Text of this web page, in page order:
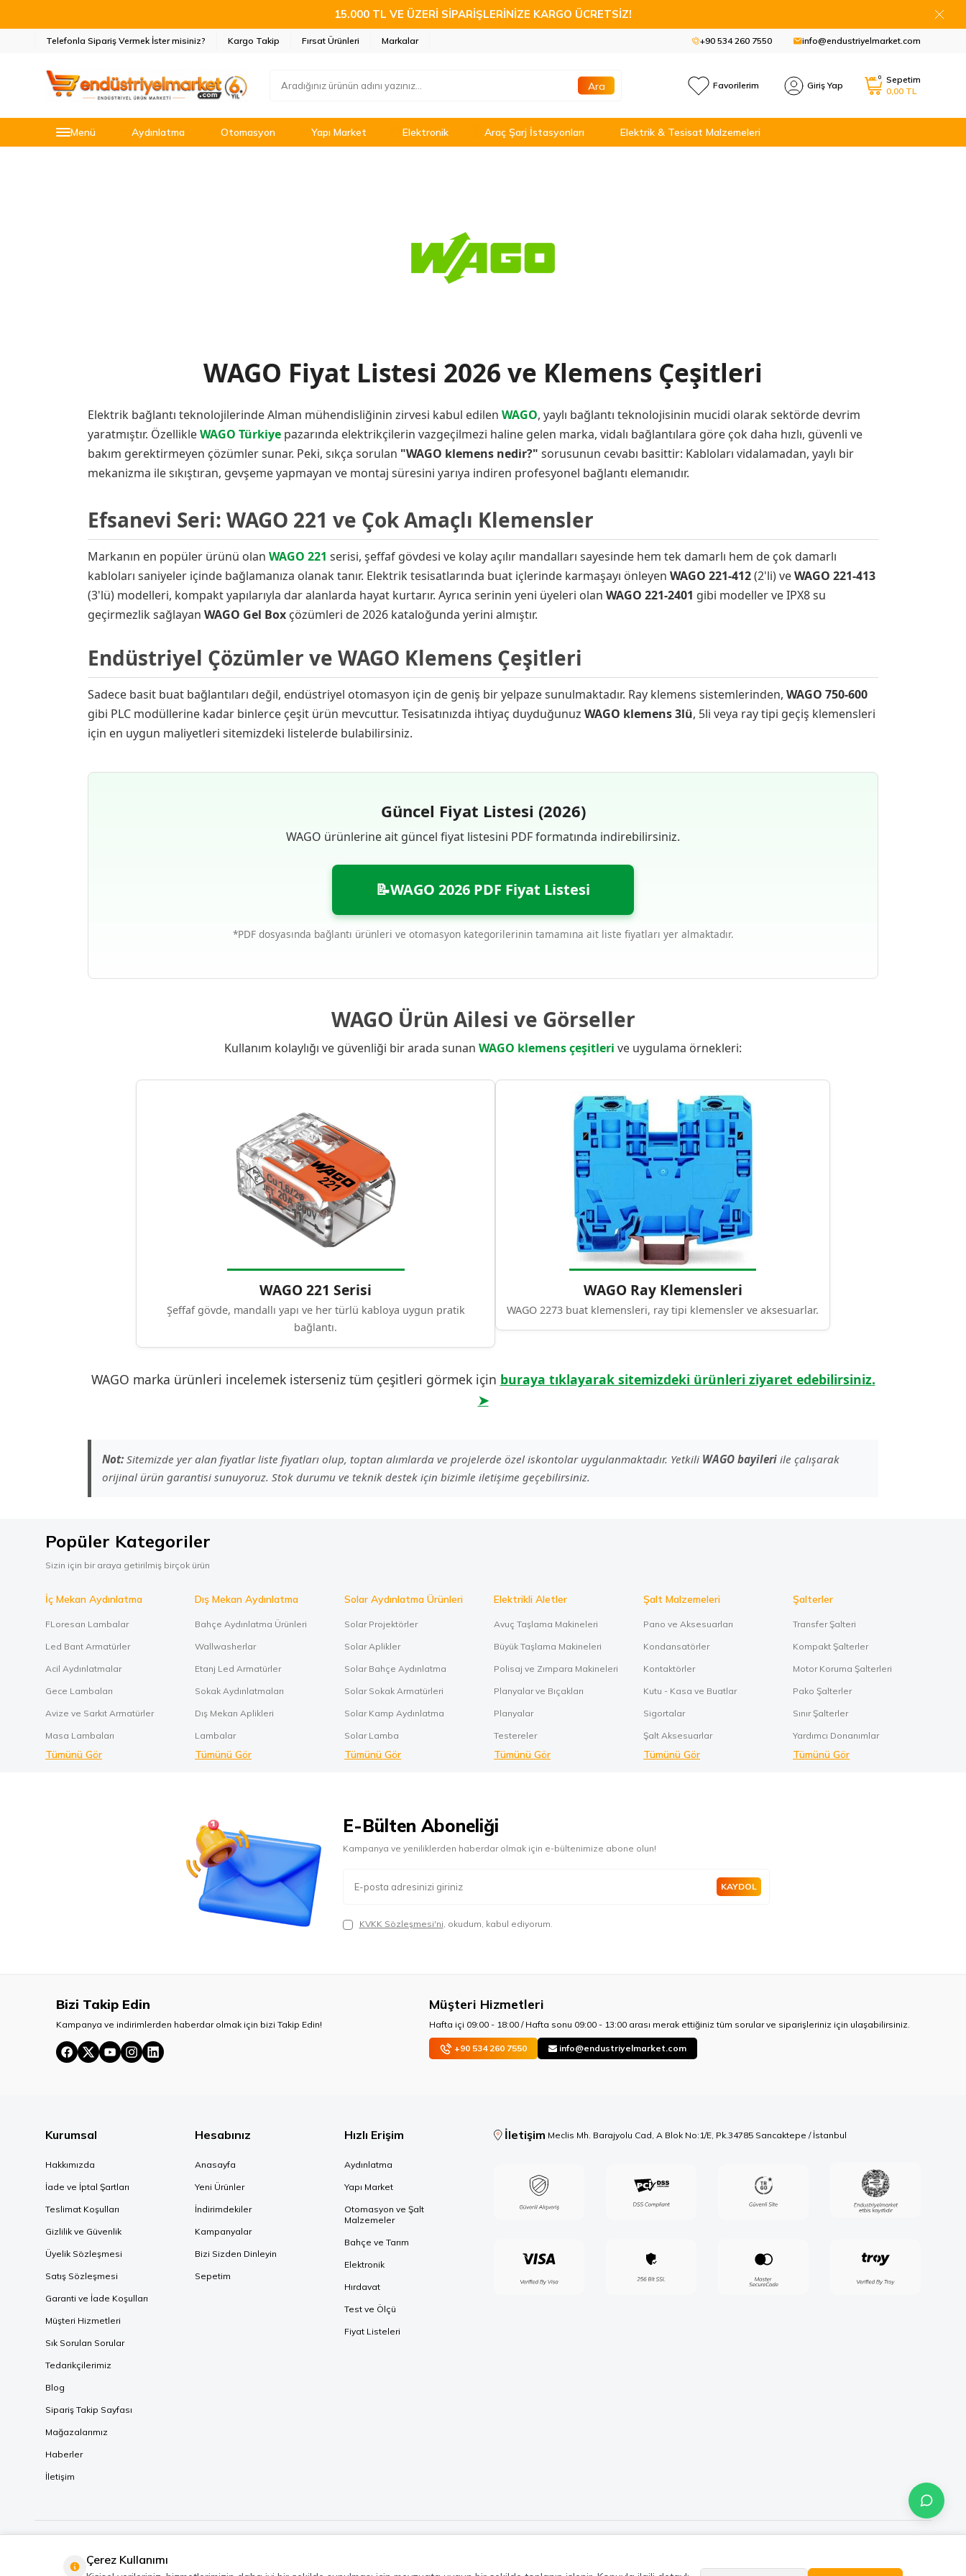
15.000 TL VE ÜZERİ SİPARİŞLERİNİZE KARGO ÜCRETSİZ!
Telefonla Sipariş Vermek İster misiniz? Kargo Takip Fırsat Ürünleri Markalar +90 534 260 7550 info@endustriyelmarket.com
Ara Favorilerim Giriş Yap
0
Sepetim
0,00 TL
Menü Aydınlatma Otomasyon Yapı Market Elektronik Araç Şarj İstasyonları Elektrik & Tesisat Malzemeleri
WAGO Fiyat Listesi 2026 ve Klemens Çeşitleri
Elektrik bağlantı teknolojilerinde Alman mühendisliğinin zirvesi kabul edilen WAGO, yaylı bağlantı teknolojisinin mucidi olarak sektörde devrim
yaratmıştır. ÖzellikleWAGO Türkiye pazarında elektrikçilerin vazgeçilmezi haline gelen marka, vidalı bağlantılara göre çok daha hızlı, güvenli ve
bakım gerektirmeyen çözümler sunar. Peki, sıkça sorulan "WAGO klemens nedir?" sorusunun cevabı basittir: Kabloları vidalamadan, yaylı bir
mekanizma ile sıkıştıran, gevşeme yapmayan ve montaj süresini yarıya indiren profesyonel bağlantı elemanıdır.
Efsanevi Seri: WAGO 221 ve Çok Amaçlı Klemensler
Markanın en popüler ürünü olan WAGO 221 serisi, şeffaf gövdesi ve kolay açılır mandalları sayesinde hem tek damarlı hem de çok damarlı
kabloları saniyeler içinde bağlamanıza olanak tanır. Elektrik tesisatlarında buat içlerinde karmaşayı önleyen WAGO 221-412(2'li) veWAGO 221-413
(3'lü) modelleri, kompakt yapılarıyla dar alanlarda hayat kurtarır. Ayrıca serinin yeni üyeleri olan WAGO 221-2401 gibi modeller ve IPX8 su
geçirmezlik sağlayan WAGO Gel Box çözümleri de 2026 kataloğunda yerini almıştır.
Endüstriyel Çözümler ve WAGO Klemens Çeşitleri
Sadece basit buat bağlantıları değil, endüstriyel otomasyon için de geniş bir yelpaze sunulmaktadır. Ray klemens sistemlerinden, WAGO 750-600
gibi PLC modüllerine kadar binlerce çeşit ürün mevcuttur. Tesisatınızda ihtiyaç duyduğunuz WAGO klemens 3lü, 5li veya ray tipi geçiş klemensleri
için en uygun maliyetleri sitemizdeki listelerde bulabilirsiniz.
Güncel Fiyat Listesi (2026)
WAGO ürünlerine ait güncel fiyat listesini PDF formatında indirebilirsiniz.
📝WAGO 2026 PDF Fiyat Listesi
*PDF dosyasında bağlantı ürünleri ve otomasyon kategorilerinin tamamına ait liste fiyatları yer almaktadır.
WAGO Ürün Ailesi ve Görseller
Kullanım kolaylığı ve güvenliği bir arada sunan WAGO klemens çeşitleri ve uygulama örnekleri:
WAGO 221 Serisi
Şeffaf gövde, mandallı yapı ve her türlü kabloya uygun pratik
bağlantı.
WAGO Ray Klemensleri
WAGO 2273 buat klemensleri, ray tipi klemensler ve aksesuarlar.
WAGO marka ürünleri incelemek isterseniz tüm çeşitleri görmek için buraya tıklayarak sitemizdeki ürünleri ziyaret edebilirsiniz.
➤
Not: Sitemizde yer alan fiyatlar liste fiyatları olup, toptan alımlarda ve projelerde özel iskontolar uygulanmaktadır. Yetkili WAGO bayileri ile çalışarak
orijinal ürün garantisi sunuyoruz. Stok durumu ve teknik destek için bizimle iletişime geçebilirsiniz.
Popüler Kategoriler
Sizin için bir araya getirilmiş birçok ürün
İç Mekan Aydınlatma
FLoresan Lambalar
Led Bant Armatürler
Acil Aydınlatmalar
Gece Lambaları
Avize ve Sarkıt Armatürler
Masa Lambaları
Tümünü Gör
Dış Mekan Aydınlatma
Bahçe Aydınlatma Ürünleri
Wallwasherlar
Etanj Led Armatürler
Sokak Aydınlatmaları
Dış Mekan Aplikleri
Lambalar
Tümünü Gör
Solar Aydınlatma Ürünleri
Solar Projektörler
Solar Aplikler
Solar Bahçe Aydınlatma
Solar Sokak Armatürleri
Solar Kamp Aydınlatma
Solar Lamba
Tümünü Gör
Elektrikli Aletler
Avuç Taşlama Makineleri
Büyük Taşlama Makineleri
Polisaj ve Zımpara Makineleri
Planyalar ve Bıçakları
Planyalar
Testereler
Tümünü Gör
Şalt Malzemeleri
Pano ve Aksesuarları
Kondansatörler
Kontaktörler
Kutu - Kasa ve Buatlar
Sigortalar
Şalt Aksesuarlar
Tümünü Gör
Şalterler
Transfer Şalteri
Kompakt Şalterler
Motor Koruma Şalterleri
Pako Şalterler
Sınır Şalterler
Yardımcı Donanımlar
Tümünü Gör
E-Bülten Aboneliği
Kampanya ve yeniliklerden haberdar olmak için e-bültenimize abone olun!
KAYDOL
KVKK Sözleşmesi'ni, okudum, kabul ediyorum.
Bizi Takip Edin
Kampanya ve indirimlerden haberdar olmak için bizi Takip Edin!
Müşteri Hizmetleri
Hafta içi 09:00 - 18:00 / Hafta sonu 09:00 - 13:00 arası merak ettiğiniz tüm sorular ve siparişleriniz için ulaşabilirsiniz.
+90 534 260 7550 info@endustriyelmarket.com
Kurumsal
Hakkımızda
İade ve İptal Şartları
Teslimat Koşulları
Gizlilik ve Güvenlik
Üyelik Sözleşmesi
Satış Sözleşmesi
Garanti ve İade Koşulları
Müşteri Hizmetleri
Sık Sorulan Sorular
Tedarikçilerimiz
Blog
Sipariş Takip Sayfası
Mağazalarımız
Haberler
İletişim
Hesabınız
Anasayfa
Yeni Ürünler
İndirimdekiler
Kampanyalar
Bizi Sizden Dinleyin
Sepetim
Hızlı Erişim
Aydınlatma
Yapı Market
Otomasyon ve Şalt
Malzemeler
Bahçe ve Tarım
Elektronik
Hırdavat
Test ve Ölçü
Fiyat Listeleri
İletişim Meclis Mh. Barajyolu Cad, A Blok No:1/E, Pk.34785 Sancaktepe / İstanbul
Çerez Kullanımı